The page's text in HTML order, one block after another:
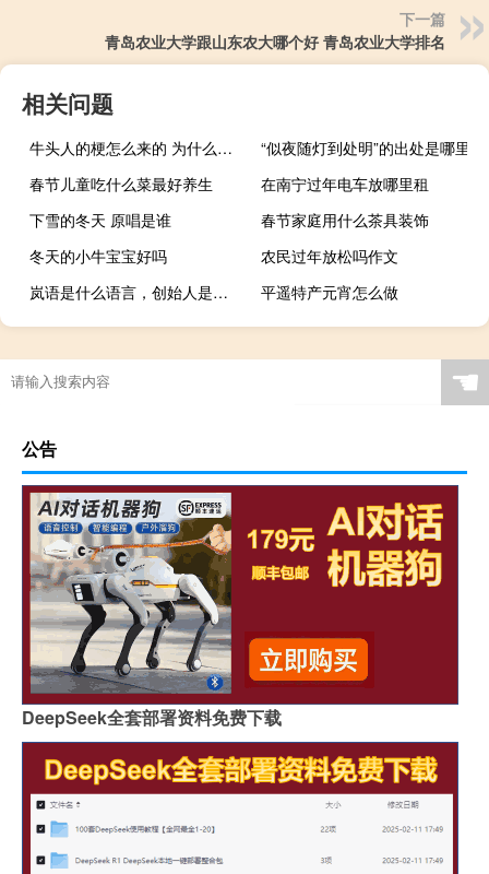
下一篇
青岛农业大学跟山东农大哪个好 青岛农业大学排名
相关问题
牛头人的梗怎么来的 为什么说牛头人必死什么梗
“似夜随灯到处明”的出处是哪里
春节儿童吃什么菜最好养生
在南宁过年电车放哪里租
下雪的冬天 原唱是谁
春节家庭用什么茶具装饰
冬天的小牛宝宝好吗
农民过年放松吗作文
岚语是什么语言，创始人是谁什么梗
平遥特产元宵怎么做
☚
公告
DeepSeek全套部署资料免费下载